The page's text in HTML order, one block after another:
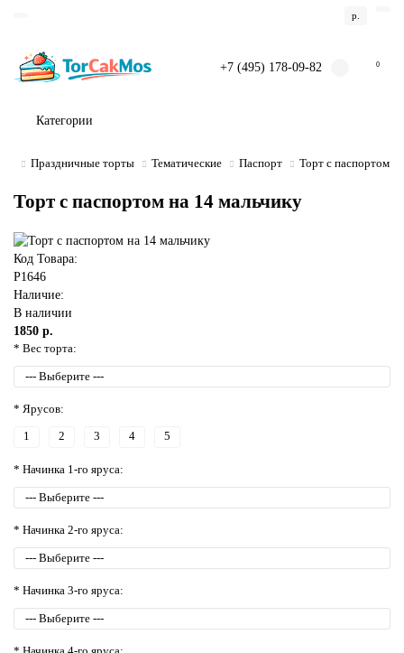
р.
+7 (495) 178-09-82 0
Категории
Праздничные торты Тематические Паспорт Торт с паспортом
Торт с паспортом на 14 мальчику
Код Товара:
P1646
Наличие:
В наличии
1850 р.
* Вес торта:
* Ярусов:
1 2 3 4 5
* Начинка 1-го яруса:
* Начинка 2-го яруса:
* Начинка 3-го яруса: